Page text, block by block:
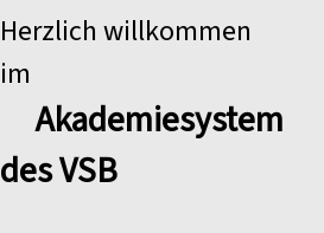
Herzlich willkommen
im
Akademiesystem
des VSB